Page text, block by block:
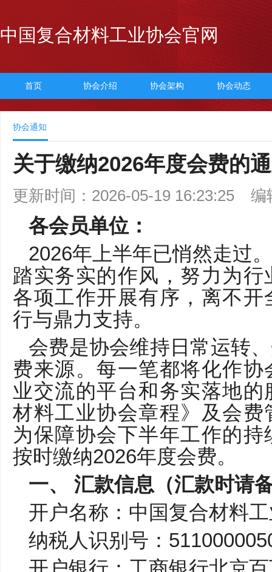
中国复合材料工业协会官网
首页 协会介绍 协会架构 协会动态
协会通知
关于缴纳2026年度会费的
更新时间：2026-05-19 16:23:25 编
各会员单位：
2026年上半年已悄然走过
踏实务实的作风，努力为
各项工作开展有序，离不
行与鼎力支持。
会费是协会维持日常运转
费来源。每一笔都将化作
业交流的平台和务实落地
材料工业协会章程》及会
为保障协会下半年工作的
按时缴纳2026年度会费。
一、 汇款信息（汇款时请
开户名称：中国复合材料
纳税人识别号：